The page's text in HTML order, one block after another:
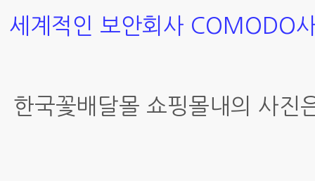
세계적인 보안회사 COMODO
한국꽃배달몰 쇼핑몰내의 사진